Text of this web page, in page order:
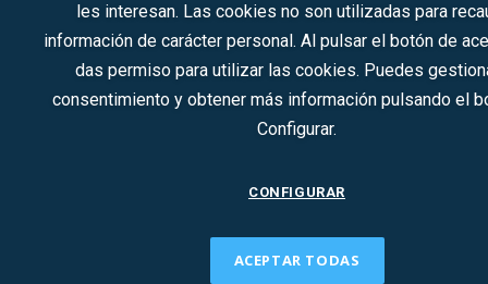
les interesan. Las cookies no son utilizadas para
información de carácter personal. Al pulsar el botón de
das permiso para utilizar las cookies. Puedes
consentimiento y obtener más información pulsando el
Configurar.
CONFIGURAR
ACEPTAR TODAS